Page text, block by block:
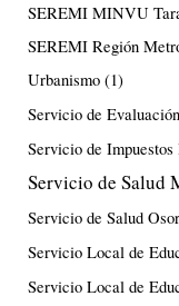
SEREMI MINVU
SEREMI Región
Urbanismo (1)
Servicio de
Servicio de Impuestos
Servicio de Salud
Servicio de Salud
Servicio Local de
Servicio Local de